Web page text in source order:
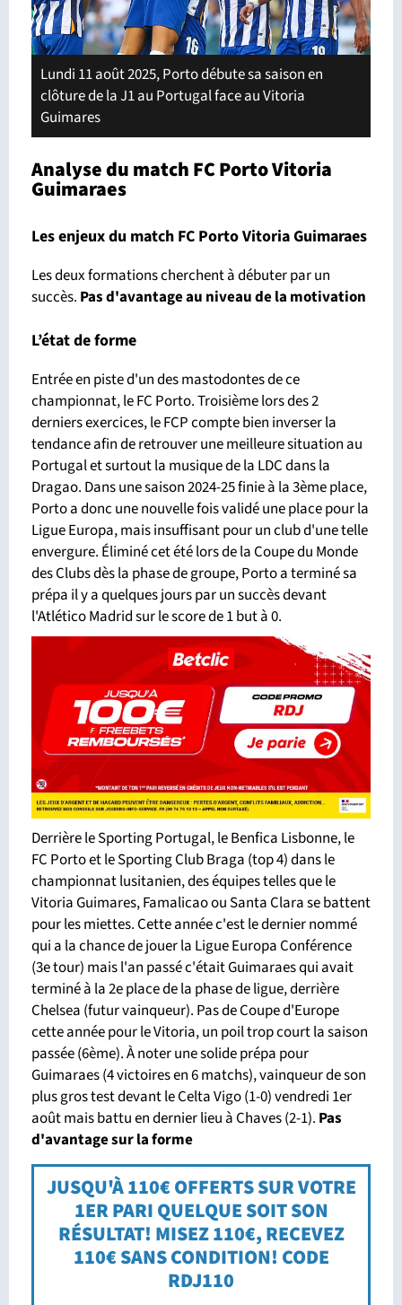
Lundi 11 août 2025, Porto débute sa saison en
clôture de la J1 au Portugal face au Vitoria
Guimares
Analyse du match FC Porto Vitoria
Guimaraes
Les enjeux du match FC Porto Vitoria Guimaraes
Les deux formations cherchent à débuter par un
succès. Pas d'avantageau niveau de la motivation
L’état de forme
Entrée en piste d'un des mastodontes de ce
championnat, le FC Porto. Troisième lors des 2
derniers exercices, le FCP compte bien inverser la
tendance afin de retrouver une meilleure situation au
Portugal et surtout la musique de la LDC dans la
Dragao. Dans une saison 2024-25 finie à la 3ème place,
Porto a donc une nouvelle fois validé une place pour la
Ligue Europa, mais insuffisant pour un club d'une telle
envergure. Éliminé cet été lors de la Coupe du Monde
des Clubs dès la phase de groupe, Porto a terminé sa
prépa il y a quelques jours par un succès devant
l'Atlético Madrid sur le score de 1 but à 0.
Derrière le Sporting Portugal, le Benfica Lisbonne, le
FC Porto et le Sporting Club Braga (top 4) dans le
championnat lusitanien, des équipes telles que le
Vitoria Guimares, Famalicao ou Santa Clara se battent
pour les miettes. Cette année c'est le dernier nommé
qui a la chance de jouer la Ligue Europa Conférence
(3e tour) mais l'an passé c'était Guimaraes qui avait
terminé à la 2e place de la phase de ligue, derrière
Chelsea (futur vainqueur). Pas de Coupe d'Europe
cette année pour le Vitoria, un poil trop court la saison
passée (6ème). À noter une solide prépa pour
Guimaraes (4 victoires en 6 matchs), vainqueur de son
plus gros test devant le Celta Vigo (1-0) vendredi 1er
août mais battu en dernier lieu à Chaves (2-1). Pas
d'avantage sur la forme
JUSQU'À 110€ OFFERTS SUR VOTRE
1ER PARI QUELQUE SOIT SON
RÉSULTAT! MISEZ 110€, RECEVEZ
110€ SANS CONDITION! CODE
RDJ110